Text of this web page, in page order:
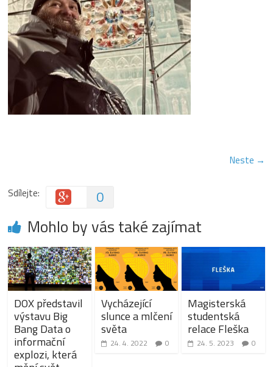
Neste →
Sdílejte: 0
Mohlo by vás také zajímat
DOX představil
výstavu Big
Bang Data o
informační
explozi, která
Vycházející
slunce a mlčení
světa
24. 4. 2022 0
Magisterská
studentská
relace Fleška
24. 5. 2023 0